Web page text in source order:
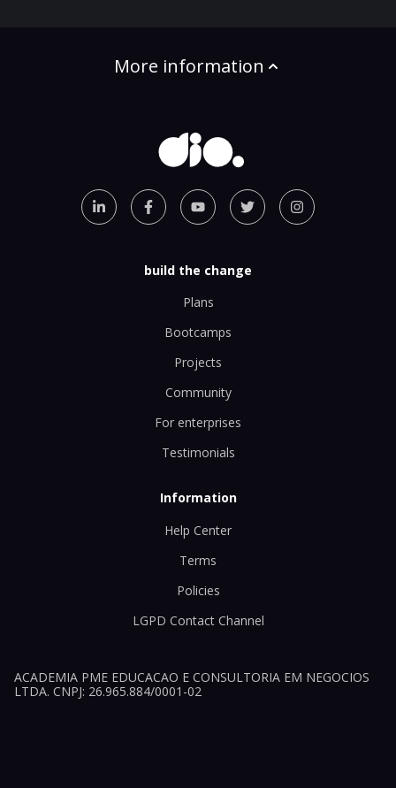
More information
build the change
Plans
Bootcamps
Projects
Community
For enterprises
Testimonials
Information
Help Center
Terms
Policies
LGPD Contact Channel
ACADEMIA PME EDUCACAO E CONSULTORIA EM NEGOCIOS
LTDA. CNPJ: 26.965.884/0001-02